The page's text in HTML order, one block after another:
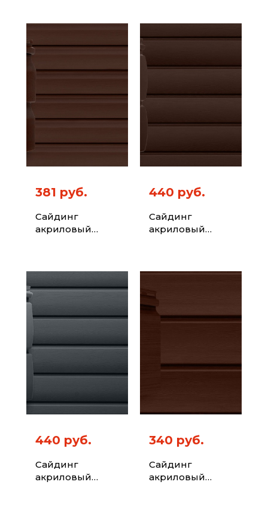
381 руб.
Сайдинг
акриловый
дуб (3,0м)
440 руб.
Сайдинг
акриловый
440 руб.
Сайдинг
акриловый
340 руб.
Сайдинг
акриловый